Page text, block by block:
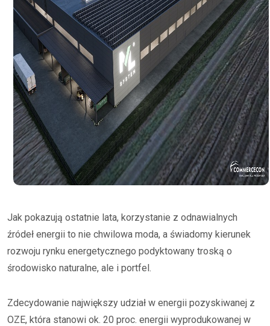
Jak pokazują ostatnie lata, korzystanie z odnawialnych
źródeł energii to nie chwilowa moda, a świadomy kierunek
rozwoju rynku energetycznego podyktowany troską o
środowisko naturalne, ale i portfel.
Zdecydowanie największy udział w energii pozyskiwanej z
OZE, która stanowi ok. 20 proc. energii wyprodukowanej w